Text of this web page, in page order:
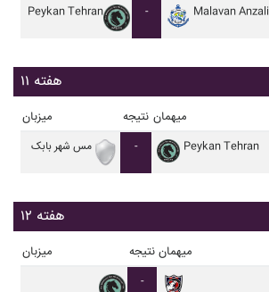
Peykan Tehran - Malavan Anzali
هفته ۱۱
میزبان نتیجه میهمان
مس شهر بابک - Peykan Tehran
هفته ۱۲
میزبان نتیجه میهمان
-